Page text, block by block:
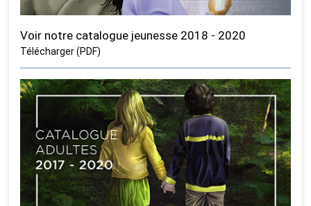
Voir notre catalogue jeunesse 2018 - 2020
Télécharger (PDF)